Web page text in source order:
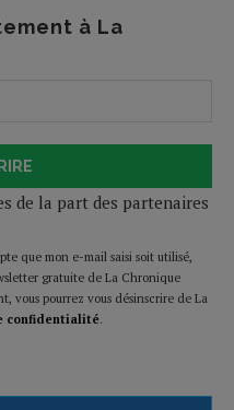
à La
de la part des partenaires
que mon e-mail saisi soit utilisé,
gratuite de La Chronique
vous pourrez vous désinscrire de La
confidentialité.